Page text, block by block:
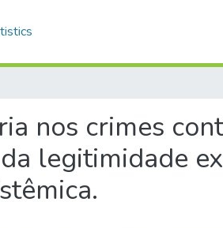
nos crimes
legitimidade